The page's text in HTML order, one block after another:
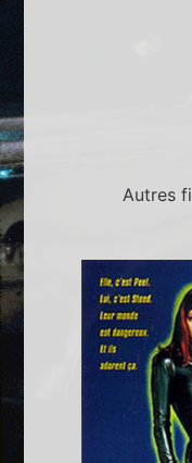
Autres